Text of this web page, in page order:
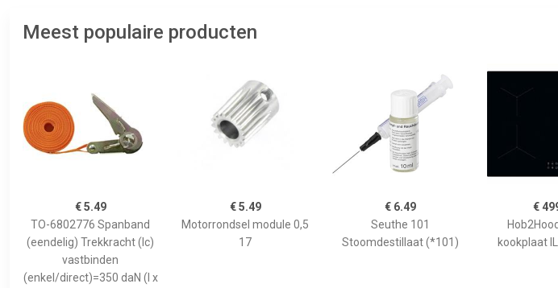
Meest populaire producten
€ 5.49
TO-6802776 Spanband
(eendelig) Trekkracht (lc)
vastbinden
(enkel/direct)=350 daN (l x
€ 5.49
Motorrondsel module 0,5
17
€ 6.49
Seuthe 101
Stoomdestillaat (*101)
€
kookplaat